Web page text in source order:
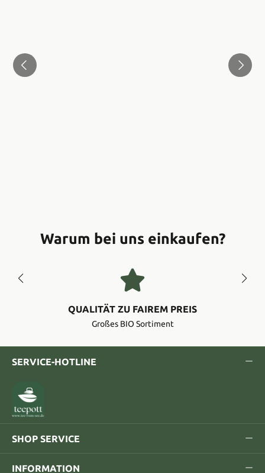
Warum bei uns einkaufen?
QUALITÄT ZU FAIREM PREIS
Großes BIO Sortiment
SERVICE-HOTLINE
SHOP SERVICE
INFORMATION